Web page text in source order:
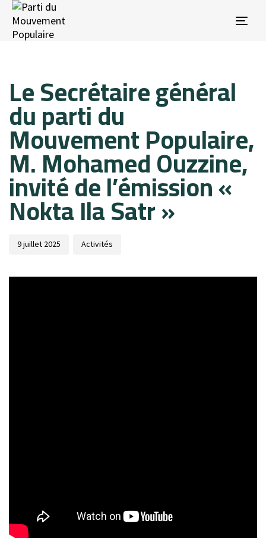
Le Secrétaire général
du parti du
Mouvement Populaire,
M. Mohamed Ouzzine,
invité de l’émission «
Nokta Ila Satr »
on:
9 juillet 2025 Activités